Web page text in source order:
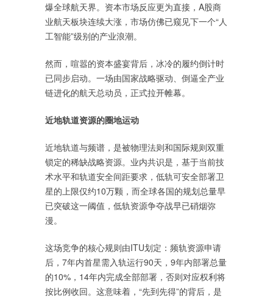
爆全球航天界。资本市场反应更为直接，A股商
业航天板块连续大涨，市场仿佛已窥见下一个“人
工智能”级别的产业浪潮。
然而，喧嚣的资本盛宴背后，冰冷的履约倒计时
已同步启动。一场由国家战略驱动、倒逼全产业
链进化的航天总动员，正式拉开帷幕。
近地轨道资源的圈地运动
近地轨道与频谱，是被物理法则和国际规则双重
锁定的稀缺战略资源。业内共识是，基于当前技
术水平和轨道安全间距要求，低轨可安全部署卫
星的上限仅约10万颗，而全球各国的规划总量早
已突破这一阈值，低轨资源争夺战早已硝烟弥
漫。
这场竞争的核心规则由ITU划定：频轨资源申请
后，7年内首星需入轨运行90天，9年内部署总量
的10%，14年内完成全部部署，否则对应权利将
按比例收回。这意味着，“先到先得”的背后，是